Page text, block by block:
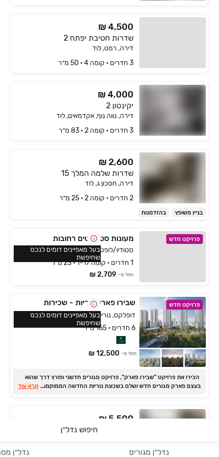
חיפוש נדל״ן
נדל״ן מגורים נדל״ן
₪ 4,500
שדרות חטיבת יפתח 2
דירה, רמט, לוד
3 חדרים • קומה ‎4‏ • 50 מ״ר
₪ 4,000
יקינטון 2
דירה, נווה נוף, אקדמאים, לוד
3 חדרים • קומה ‎2‏ • 83 מ״ר
₪ 2,600
שדרות שלמה המלך 15
דירה, חסכון ג, לוד
2 חדרים • קומה ‎2‏ • 25 מ״ר
בניין משופץ בהזדמנות
פרויקט חדש מעונות סטודנטים רחובות
סטודיו/לופט, נווה יהודה, רחובות
1 חדרים • קומה 1-17 • 23 מ״ר
החל מ- 2,709 ₪
בעל מאפיינים דומים לנכס
שחיפשת
פרויקט חדש שבירו פארק נוריות - שכירות
דופלקס, נוריות, ראשון לציון
6 חדרים • 165 מ״ר
החל מ- 12,500 ₪
הכירו את פרויקט "שבירו פארק", פרויקט מגורים חדשני ופורץ דרך שהוא
בעצם פארק מגורים חדש ושלם בשכונת נוריות החדשה הממוקמת בצדה
... קרא עוד
בעל מאפיינים דומים לנכס
שחיפשת
₪ 5,500
4 חדרים • קומה ‎2‏ • 105 מ״ר